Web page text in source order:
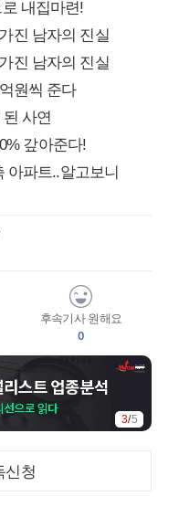
내집마련!
진 남자의 진실
진 남자의 진실
원씩 준다
사연
갚아준다!
아파트..알고보니
후속기사 원해요
0
3/5
신청